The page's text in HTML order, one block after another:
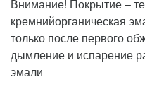
Внимание! Покрытие –
кремнийорганическая
только после первого
дымление и испарение
эмали